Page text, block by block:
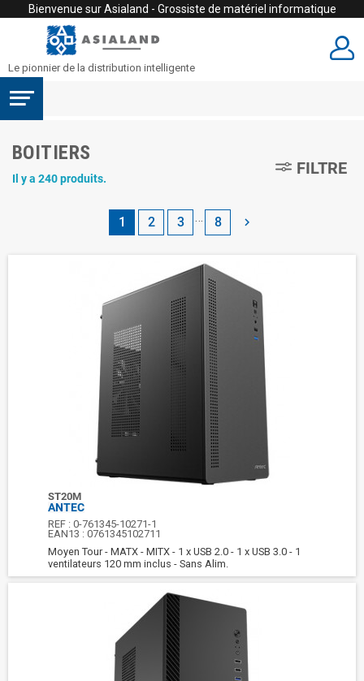
Bienvenue sur Asialand - Grossiste de matériel informatique
Le pionnier de la distribution intelligente
BOITIERS
Il y a 240 produits.
FILTRE
1 2 3 … 8 
ST20M
ANTEC
REF :0-761345-10271-1
EAN13 :0761345102711
Moyen Tour - MATX - MITX - 1 x USB 2.0 - 1 x USB 3.0 - 1
ventilateurs 120 mm inclus - Sans Alim.